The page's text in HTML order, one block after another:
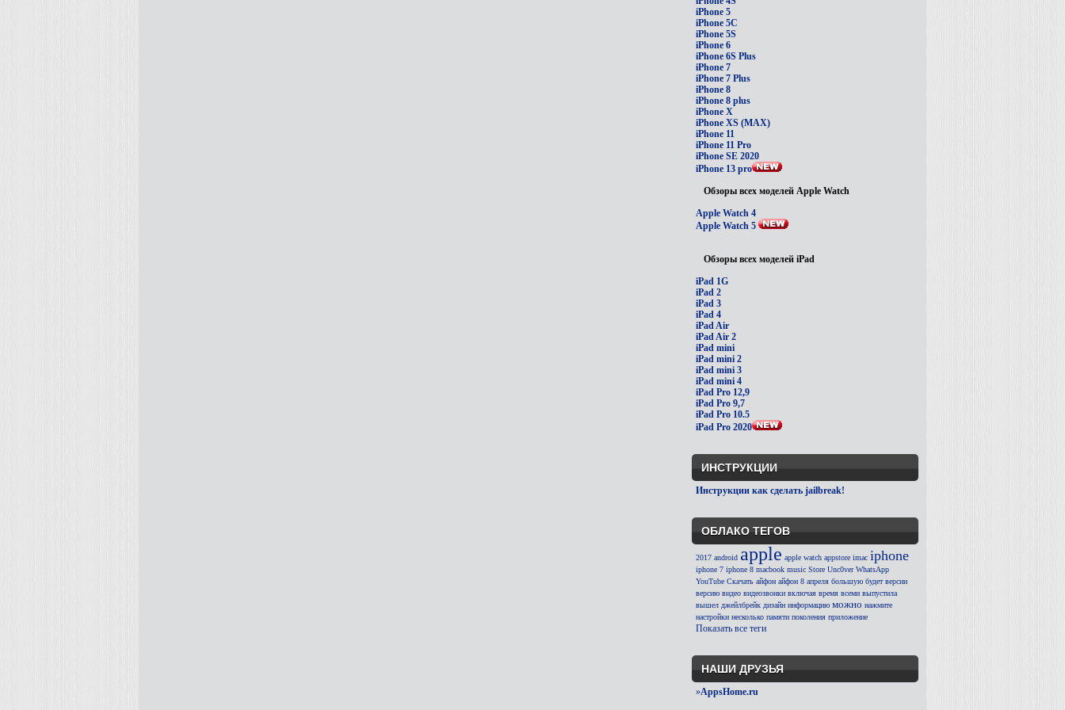
iPhone 5
iPhone 5C
iPhone 5S
iPhone 6
iPhone 6S Plus
iPhone 7
iPhone 7 Plus
iPhone 8
iPhone 8 plus
iPhone X
iPhone XS (MAX)
iPhone 11
iPhone 11 Pro
iPhone SE 2020
iPhone 13 pro
Обзоры всех моделей Apple Watch
Apple Watch 4
Apple Watch 5
Обзоры всех моделей iPad
iPad 1G
iPad 2
iPad 3
iPad 4
iPad Air
iPad Air 2
iPad mini
iPad mini 2
iPad mini 3
iPad mini 4
iPad Pro 12,9
iPad Pro 9,7
iPad Pro 10.5
iPad Pro 2020
ИНСТРУКЦИИ
Инструкции как сделать jailbreak!
ОБЛАКО ТЕГОВ
2017 android apple apple watch appstore imac iphone
iphone 7 iphone 8 macbook music Store Unc0ver WhatsApp
YouTube Скачать айфон айфон 8 апреля большую будет версии
версию видео видеозвонки включая время всеми выпустила
вышел джейлбрейк дизайн информацию можно нажмите
настройки несколько памяти поколения приложение
Показать все теги
НАШИ ДРУЗЬЯ
»AppsHome.ru